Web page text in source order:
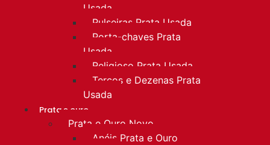
Usada
Pulseiras Prata Usada
Porta-chaves Prata
Usada
Religioso Prata Usada
Terços e Dezenas Prata
Usada
Prata e ouro
Prata e Ouro Novo
Anéis Prata e Ouro